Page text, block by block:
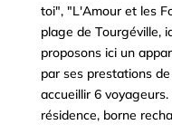
toi", "L'Amour et les
plage de Tourgéville,
proposons ici un
par ses prestations
accueillir 6
résidence, borne